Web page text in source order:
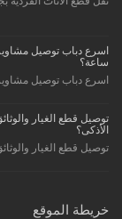
اسرع دباب توصيل
ساعة؟
اسرع دباب توصيل
توصيل قطع الغيار
الأذكى؟
توصيل قطع الغيار
خريطة الموقع